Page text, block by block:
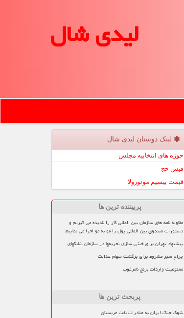
لیدی شال
لینک دوستان لیدی شال
حوزه های انتخابیه مجلس
فیش حج
قیمت بیسیم موتورولا
پربیننده ترین ها
مقاوله نامه های سازمان بین المللی کار را نادیده می گیریم و
دستورات صندوق بین المللی پول را مو به مو اجرا می نماییم
پیشنهاد تهران برای خنثی سازی تحریمها در سازمان شانگهای
چراغ سبز مشروط برای برگشت سهام عدالت
ممنوعیت واردات برنج نامرغوب
پربحث ترین ها
شوک جنگ ایران به صادرات نفت عربستان